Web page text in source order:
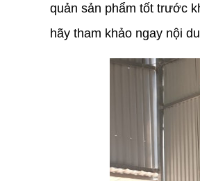
quản sản phẩm tốt trước
hãy tham khảo ngay nội